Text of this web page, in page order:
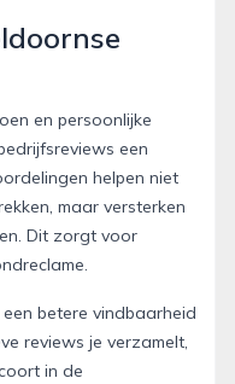
en persoonlijke
een
helpen niet
maar versterken
Dit zorgt voor
betere vindbaarheid
reviews je verzamelt,
in de